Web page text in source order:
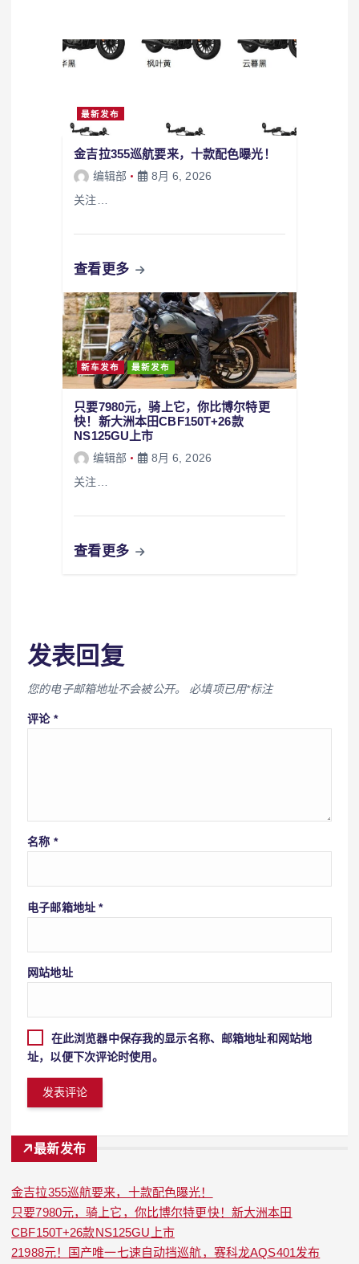
最新发布
金吉拉355巡航要来，十款配色曝光！
编辑部
8月 6, 2026
关注…
查看更多
新车发布 最新发布
只要7980元，骑上它，你比博尔特更
快！新大洲本田CBF150T+26款
NS125GU上市
编辑部
8月 6, 2026
关注…
查看更多
发表回复
您的电子邮箱地址不会被公开。 必填项已用*标注
评论 *
名称 *
电子邮箱地址*
网站地址
在此浏览器中保存我的显示名称、邮箱地址和网站地
址，以便下次评论时使用。
最新发布
金吉拉355巡航要来，十款配色曝光！
只要7980元，骑上它，你比博尔特更快！新大洲本田
CBF150T+26款NS125GU上市
21988元！国产唯一七速自动挡巡航，赛科龙AQS401发布